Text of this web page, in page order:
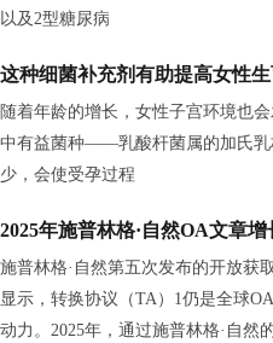
以及2型糖尿病
这种细菌补充剂有助提高女性
随着年龄的增长，女性子宫环境也
中有益菌种——乳酸杆菌属的加氏乳
少，会使受孕过程
2025年施普林格·自然OA文章增
施普林格·自然第五次发布的开放获
显示，转换协议（TA）1仍是全球
动力。2025年，通过施普林格·自然